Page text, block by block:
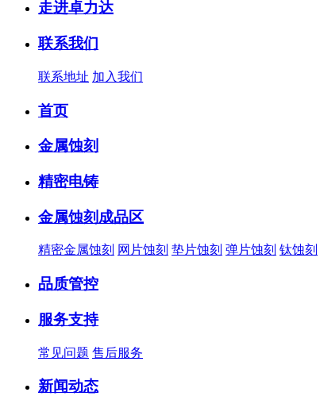
走进卓力达
联系我们
联系地址 加入我们
首页
金属蚀刻
精密电铸
金属蚀刻成品区
精密金属蚀刻 网片蚀刻 垫片蚀刻 弹片蚀刻 钛蚀刻
品质管控
服务支持
常见问题 售后服务
新闻动态